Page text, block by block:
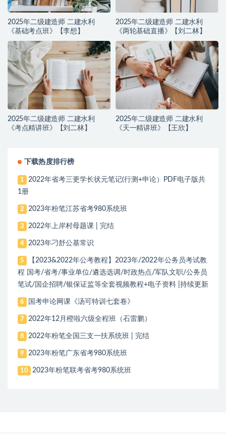
2025年二级建造师 二建水利
《基础考点班》【李想】
2025年二级建造师 二建水利
《两轮基础直播》【刘二林】
2025年二级建造师 二建水利
《考点精讲班》【刘二林】
2025年二级建造师 二建水利
《天一精讲班》【王欣】
下载热度排行榜
1
2022年省考三更学长状元笔记(行测+申论）PDF电子版共
1册
2 2023年粉笔江苏省考980系统班
3 2022年上岸村母题课 | 完结
4 2023年刁舒公基常识
5
【2023&2022年公考教程】2023年/2022年公务员考试教
程 国考/省考/事业单位/遴选选调/时政热点/军队文职/公务员
笔试/国企招聘/银保证监等全套视频教程+电子资料 |持续更新
6 国考申论网课《汤可特训七套卷》
7 2022年12月橙啦六级全程班（石雷鹏）
8 2022年粉笔全国三支一扶系统班 | 完结
9 2023年粉笔广东省考980系统班
10 2023年粉笔联考省考980系统班